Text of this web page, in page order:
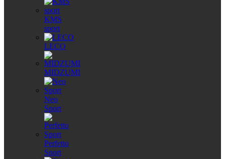
KMS
sport
LECO
MIDZUMI
Neo
Sport
Perfetto
Sport